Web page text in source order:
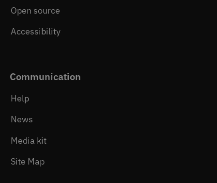
Open source
Accessibility
Communication
Help
News
Media kit
Site Map